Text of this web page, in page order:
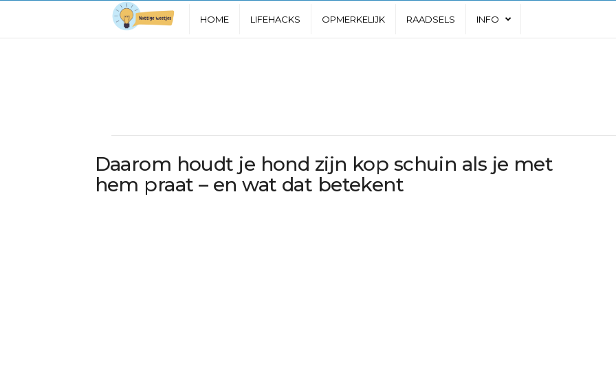
i
g
HOME LIFEHACKS OPMERKELIJK RAADSELS INFO
Daarom houdt je hond zijn kop schuin als je met
hem praat – en wat dat betekent